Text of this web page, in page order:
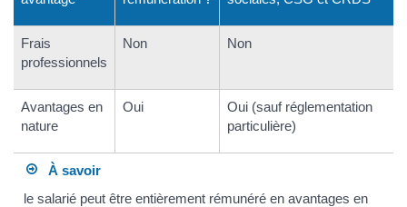
Frais
professionnels
Non Non
Avantages en
nature
Oui
Oui (sauf réglementation
particulière)
À savoir
le salarié peut être entièrement rémunéré en avantages en